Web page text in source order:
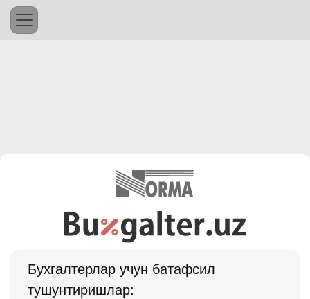
Бухгалтерлар учун батафсил
тушунтиришлар: